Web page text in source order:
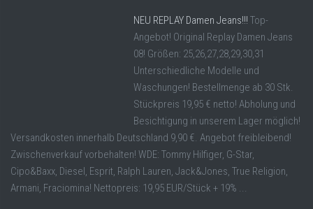
NEU REPLAY Damen Jeans!!! Top-
Angebot! Original Replay Damen Jeans
08! Größen: 25,26,27,28,29,30,31
Unterschiedliche Modelle und
Waschungen! Bestellmenge ab 30 Stk.
Stückpreis 19,95 € netto! Abholung und
Besichtigung in unserem Lager möglich!
Versandkosten innerhalb Deutschland 9,90 €. Angebot freibleibend!
Zwischenverkauf vorbehalten! WDE: Tommy Hilfiger, G-Star,
Cipo&Baxx, Diesel, Esprit, Ralph Lauren, Jack&Jones, True Religion,
Armani, Fraciomina! Nettopreis: 19,95 EUR/Stück + 19% ...